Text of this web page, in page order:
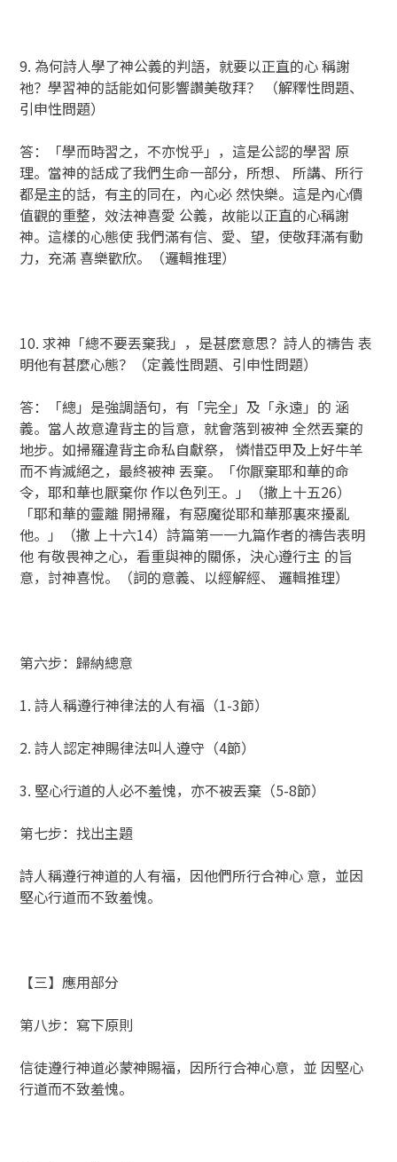
9. 為何詩人學了神公義的判語，就要以正直的心 稱謝
祂？學習神的話能如何影響讚美敬拜？ （解釋性問題、
引申性問題）
答：「學而時習之，不亦悅乎」，這是公認的學習 原
理。當神的話成了我們生命一部分，所想、 所講、所行
都是主的話，有主的同在，內心必 然快樂。這是內心價
值觀的重整，效法神喜愛 公義，故能以正直的心稱謝
神。這樣的心態使 我們滿有信、愛、望，使敬拜滿有動
力，充滿 喜樂歡欣。（邏輯推理）
10. 求神「總不要丟棄我」，是甚麼意思？詩人的禱告 表
明他有甚麼心態？（定義性問題、引申性問題）
答：「總」是強調語句，有「完全」及「永遠」的 涵
義。當人故意違背主的旨意，就會落到被神 全然丟棄的
地步。如掃羅違背主命私自獻祭， 憐惜亞甲及上好牛羊
而不肯滅絕之，最終被神 丟棄。「你厭棄耶和華的命
令，耶和華也厭棄你 作以色列王。」（撒上十五26）
「耶和華的靈離 開掃羅，有惡魔從耶和華那裏來擾亂
他。」（撒 上十六14）詩篇第一一九篇作者的禱告表明
他 有敬畏神之心，看重與神的關係，決心遵行主 的旨
意，討神喜悅。（詞的意義、以經解經、 邏輯推理）
第六步：歸納總意
1. 詩人稱遵行神律法的人有福（1-3節）
2. 詩人認定神賜律法叫人遵守（4節）
3. 堅心行道的人必不羞愧，亦不被丟棄（5-8節）
第七步：找出主題
詩人稱遵行神道的人有福，因他們所行合神心 意，並因
堅心行道而不致羞愧。
【三】應用部分
第八步：寫下原則
信徒遵行神道必蒙神賜福，因所行合神心意，並 因堅心
行道而不致羞愧。